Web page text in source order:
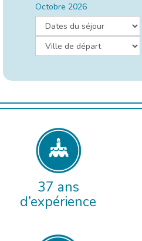
Octobre 2026
37 ans
d’expérience